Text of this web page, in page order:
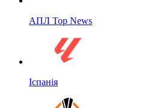
АПЛ Top News
Іспанія